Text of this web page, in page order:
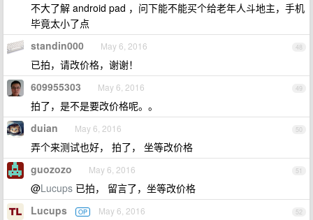
不大了解 android pad ，问下能不能买个给老年人斗地主，手机
毕竟太小了点
48
standin000 May 6, 2016
已拍，请改价格，谢谢！
49
609955303 May 6, 2016
拍了，是不是要改价格呢。。
50
duian May 6, 2016
弄个来测试也好， 拍了， 坐等改价格
51
guozozo May 6, 2016
@Lucups 已拍， 留言了，坐等改价格
52
Lucups OP May 6, 2016